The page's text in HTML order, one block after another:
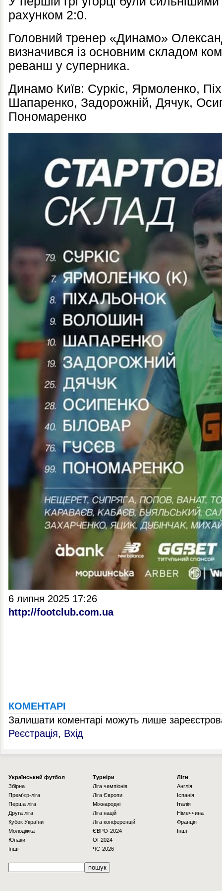
рахунком 2:0.
Головний тренер «Динамо»
визначився із основним складом
реванш у суперника.
Динамо Київ: Суркіс, Ярмоленко,
Шапаренко, Задорожній, Дячук,
Пономаренко
6 липня 2025 17:26
http://footclub.com.ua
КОМЕНТАРІ
Залишати коментарі можуть лише
Реєстрація, Вхід
Українcький футбол
Збірна
Прем'єр-ліга
Перша ліга
Друга ліга
Кубок України
Молодіжка
Юнаки
Інші
Турніри
Ліга чемпіонів
Ліга Європи
Міжнародні
Ліга націй
Ліга конференцій
ЄВРО-2024
OI-2024
ЧС-2026
Ліги
Англія
Іспанія
Італія
Німеччина
Франція
Інші